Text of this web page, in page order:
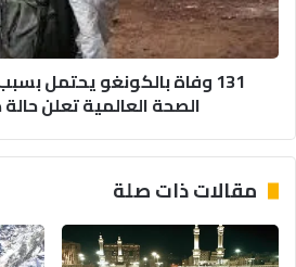
ومنظمة
الصحة
العالمية
131 وفاة بالكونغو يحتمل
الصحة العالمية تعلن
مقالات ذات صلة